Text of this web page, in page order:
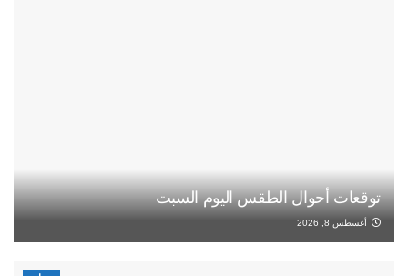
توقعات أحوال الطقس اليوم السبت
أغسطس 8, 2026